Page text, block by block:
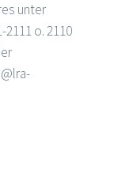
unter
o. 2110